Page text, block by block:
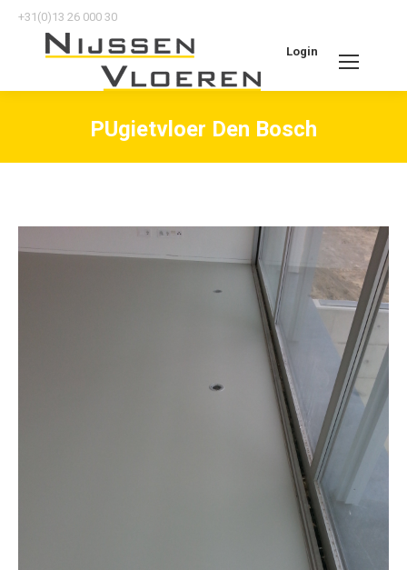
+31(0)13 26 000 30
Login
Search:
PUgietvloer Den Bosch